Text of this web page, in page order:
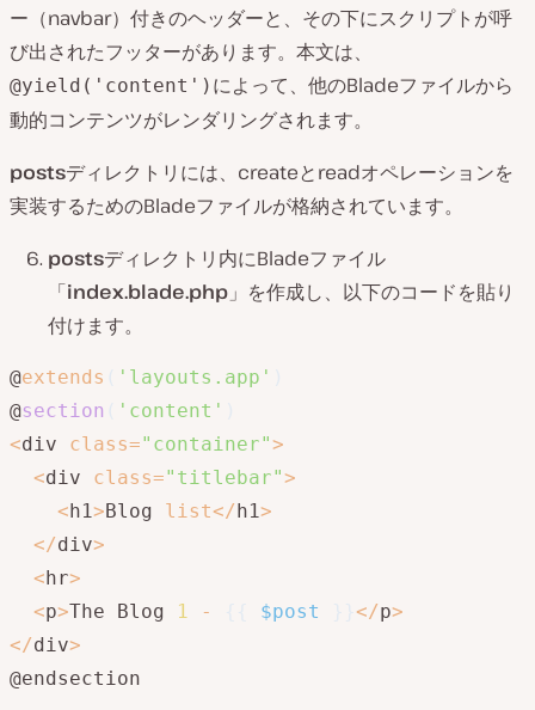
ー（navbar）付きのヘッダーと、その下にスクリプトが呼
び出されたフッターがあります。本文は、
@yield('content') によって、他のBladeファイルから
動的コンテンツがレンダリングされます。
postsディレクトリには、createとreadオペレーションを
実装するためのBladeファイルが格納されています。
postsディレクトリ内にBladeファイル
「index.blade.php 」を作成し、以下のコードを貼り
付けます。
@extends 'layouts.app'
@section 'content'
<div class="container">
<div class="titlebar">
< h1> Blog list</ h1>
</div>
< hr>
<p>The Blog 1 - $post </p>
</div>
@endsection